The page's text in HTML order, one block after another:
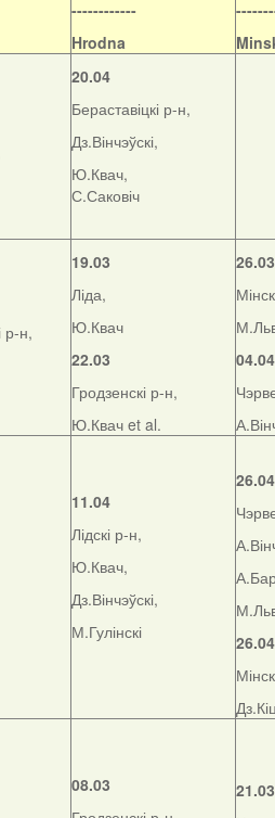
------------
Hrodna
20.04
Бераставіцкі р-н,
Дз.Вінчэўскі,
Ю.Квач,
С.Саковіч
р-н,
19.03
Ліда,
Ю.Квач
22.03
Гродзенскі р-н,
Ю.Квач et al.
26.03
04.04
11.04
Лідскі р-н,
Ю.Квач,
Дз.Вінчэўскі,
М.Гулінскі
26.04
26.04
08.03
21.03